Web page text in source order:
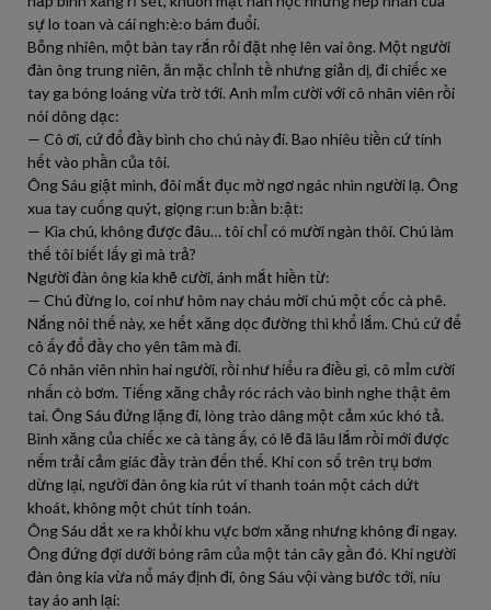
sự lo toan và cái ngh:è:o bám đuổi.
Bỗng nhiên, một bàn tay rắn rỏi đặt nhẹ lên vai ông. Một người
đàn ông trung niên, ăn mặc chỉnh tề nhưng giản dị, đi chiếc xe
tay ga bóng loáng vừa trờ tới. Anh mỉm cười với cô nhân viên rồi
nói dõng dạc:
— Cô ơi, cứ đổ đầy bình cho chú này đi. Bao nhiêu tiền cứ tính
hết vào phần của tôi.
Ông Sáu giật mình, đôi mắt đục mờ ngơ ngác nhìn người lạ. Ông
xua tay cuống quýt, giọng r:un b:ần b:ật:
— Kìa chú, không được đâu… tôi chỉ có mười ngàn thôi. Chú làm
thế tôi biết lấy gì mà trả?
Người đàn ông kia khẽ cười, ánh mắt hiền từ:
— Chú đừng lo, coi như hôm nay cháu mời chú một cốc cà phê.
Nắng nôi thế này, xe hết xăng dọc đường thì khổ lắm. Chú cứ để
cô ấy đổ đầy cho yên tâm mà đi.
Cô nhân viên nhìn hai người, rồi như hiểu ra điều gì, cô mỉm cười
nhấn cò bơm. Tiếng xăng chảy róc rách vào bình nghe thật êm
tai. Ông Sáu đứng lặng đi, lòng trào dâng một cảm xúc khó tả.
Bình xăng của chiếc xe cà tàng ấy, có lẽ đã lâu lắm rồi mới được
nếm trải cảm giác đầy tràn đến thế. Khi con số trên trụ bơm
dừng lại, người đàn ông kia rút ví thanh toán một cách dứt
khoát, không một chút tính toán.
Ông Sáu dắt xe ra khỏi khu vực bơm xăng nhưng không đi ngay.
Ông đứng đợi dưới bóng râm của một tán cây gần đó. Khi người
đàn ông kia vừa nổ máy định đi, ông Sáu vội vàng bước tới, níu
tay áo anh lại: